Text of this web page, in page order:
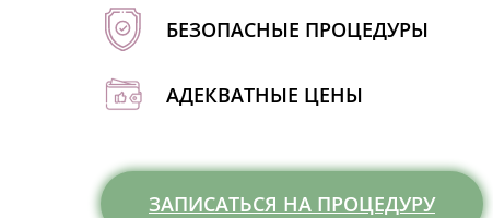
ЗАПИСАТЬСЯ НА ПРОЦЕДУРУ
БЕЗОПАСНЫЕ ПРОЦЕДУРЫ
АДЕКВАТНЫЕ ЦЕНЫ